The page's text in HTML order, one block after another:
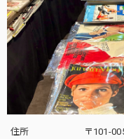
住所
〒101-